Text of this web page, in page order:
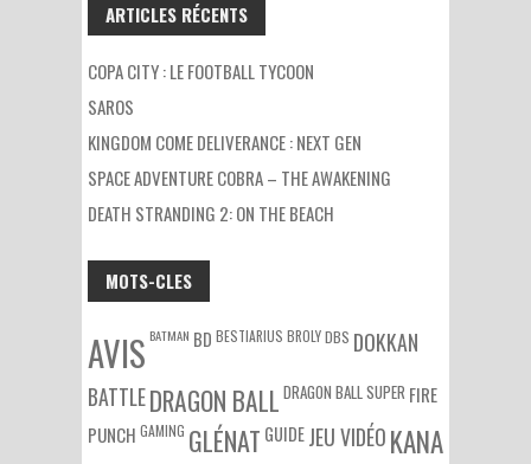
ARTICLES RÉCENTS
COPA CITY : LE FOOTBALL TYCOON
SAROS
KINGDOM COME DELIVERANCE : NEXT GEN
SPACE ADVENTURE COBRA – THE AWAKENING
DEATH STRANDING 2: ON THE BEACH
MOTS-CLES
AVIS BATMAN BD BESTIARIUS BROLYDBS DOKKAN
BATTLEDRAGON BALL DRAGON BALL SUPER FIRE
PUNCH GAMING GLÉNAT GUIDEJEU VIDÉOKANA